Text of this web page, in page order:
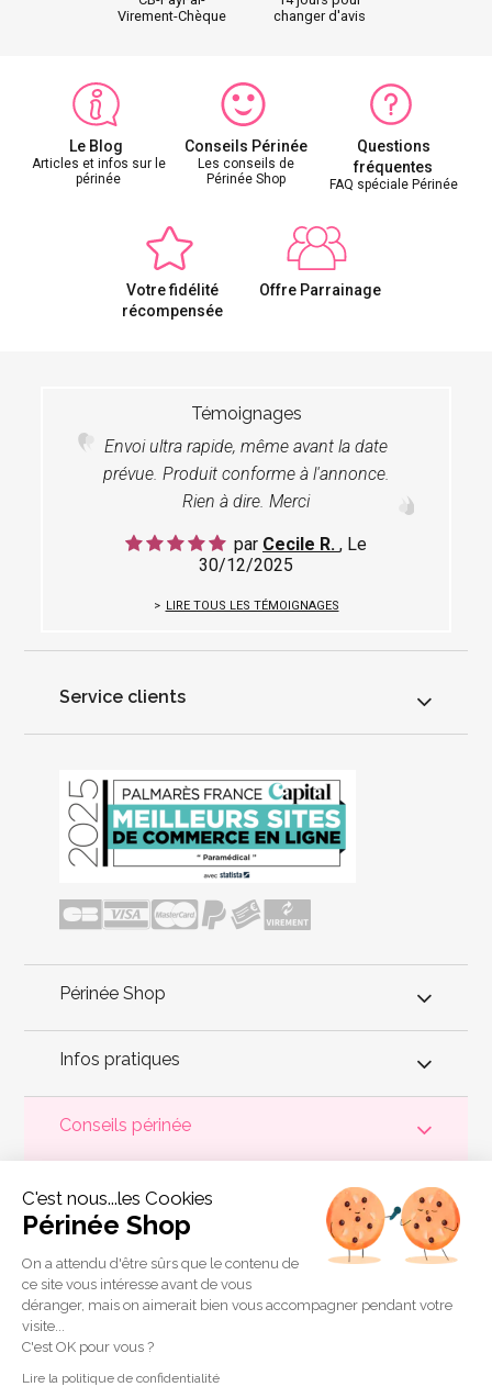
Virement-Chèque
changer d'avis
Le Blog
Articles et infos sur le
périnée
Conseils Périnée
Les conseils de
Périnée Shop
Questions
fréquentes
FAQ spéciale Périnée
Votre fidélité
récompensée
Offre Parrainage
Témoignages
Envoi ultra rapide, même avant la date
prévue. Produit conforme à l'annonce.
Rien à dire. Merci
par Cecile R. , Le
30/12/2025
LIRE TOUS LES TÉMOIGNAGES
Service clients
Périnée Shop
Infos pratiques
Conseils périnée
est précieux ! Il est donc primordial d'entretenir,
de muscler et de rééduquer le plancher pelvienpour éviter les
problèmes d'incontinence
, de pesanteur pelvienne, de manque
de sensations durant les rapports sexuels et de petites
fuites
a sélectionné les meilleures solutions
pour la rééducation périnéale et pour l'auto-traitement de
l'incontinence à domicile :
biofeedback,cônes vaginaux
connectées etaccessoires pour exercices de Kegel.
Copyright 2011 © Périnée Shop
Conditions générales de vente
C'est nous...les Cookies
Périnée Shop
On a attendu d'être sûrs que le contenu de
ce site vous intéresse avant de vous
déranger, mais on aimerait bien vous accompagner pendant votre
visite...
C'est OK pour vous ?
Lire la politique de confidentialité